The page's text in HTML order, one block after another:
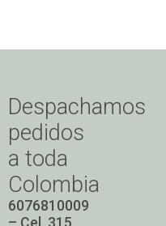
Despachamos
pedidos
a toda
Colombia
6076810009
– Cel. 315